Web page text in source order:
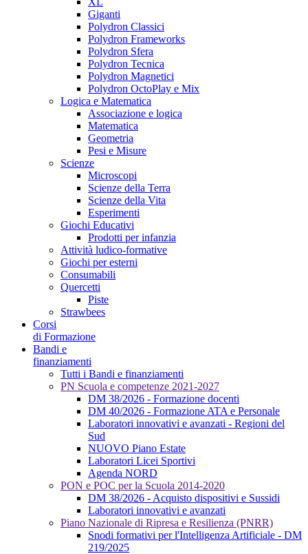
Giganti
Polydron Classici
Polydron Frameworks
Polydron Sfera
Polydron Tecnica
Polydron Magnetici
Polydron OctoPlay e Mix
Logica e Matematica
Associazione e logica
Matematica
Geometria
Pesi e Misure
Scienze
Microscopi
Scienze della Terra
Scienze della Vita
Esperimenti
Giochi Educativi
Prodotti per infanzia
Attività ludico-formative
Giochi per esterni
Consumabili
Quercetti
Piste
Strawbees
Corsi
di Formazione
Bandi e
finanziamenti
Tutti i Bandi e finanziamenti
PN Scuola e competenze 2021-2027
DM 38/2026 - Formazione docenti
DM 40/2026 - Formazione ATA e Personale
Laboratori innovativi e avanzati - Regioni del
Sud
NUOVO Piano Estate
Laboratori Licei Sportivi
Agenda NORD
PON e POC per la Scuola 2014-2020
DM 38/2026 - Acquisto dispositivi e Sussidi
Laboratori innovativi e avanzati
Piano Nazionale di Ripresa e Resilienza (PNRR)
Snodi formativi per l'Intelligenza Artificiale - DM
219/2025